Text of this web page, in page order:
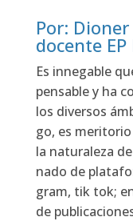
Por:
docente
Es inne­ga­ble
pen­sa­ble y ha
los diver­sos
go, es
la natu­ra­le­za
na­do de
gram, tik tok;
de